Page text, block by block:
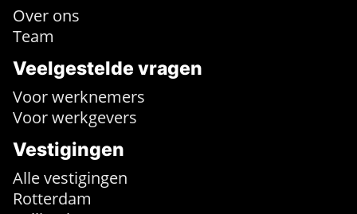
Over ons
Team
Veelgestelde vragen
Voor werknemers
Voor werkgevers
Vestigingen
Alle vestigingen
Rotterdam